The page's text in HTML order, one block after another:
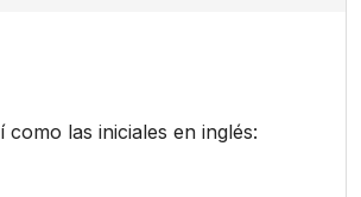
las iniciales en inglés: